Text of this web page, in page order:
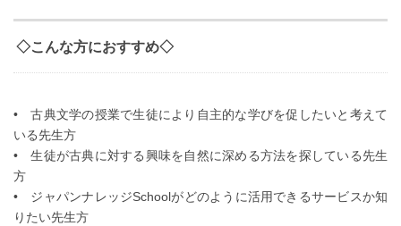
◇こんな方におすすめ◇
• 古典文学の授業で生徒により自主的な学びを促したいと考えて
いる先生方
• 生徒が古典に対する興味を自然に深める方法を探している先生
方
• ジャパンナレッジSchoolがどのように活用できるサービスか知
りたい先生方